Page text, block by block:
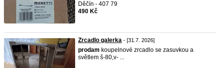
Děčín - 407 79
490 Kč
Zrcadlo galerka - [31.7. 2026]
prodam koupelnové zrcadlo se zasuvkou a
světlem š-80,v- ...